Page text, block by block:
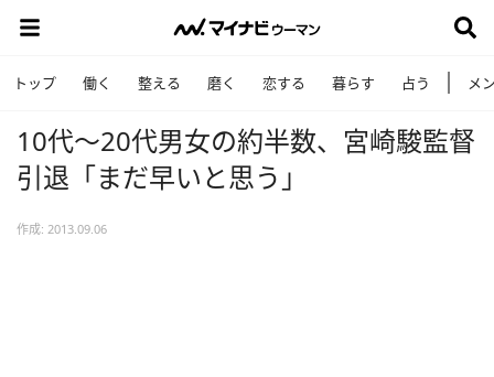
トップ 働く 整える 磨く 恋する 暮らす 占う メ
10代～20代男女の約半数、宮崎駿監督
引退「まだ早いと思う」
作成: 2013.09.06